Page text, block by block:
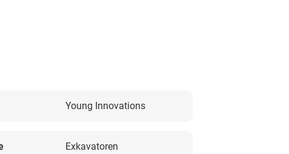
Young Innovations
Exkavatoren